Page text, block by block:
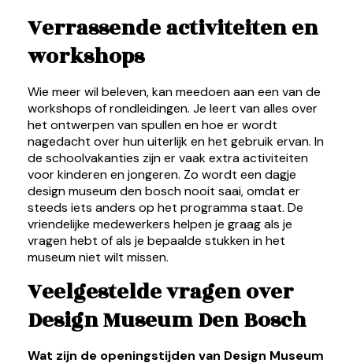
Verrassende activiteiten en
workshops
Wie meer wil beleven, kan meedoen aan een van de
workshops of rondleidingen. Je leert van alles over
het ontwerpen van spullen en hoe er wordt
nagedacht over hun uiterlijk en het gebruik ervan. In
de schoolvakanties zijn er vaak extra activiteiten
voor kinderen en jongeren. Zo wordt een dagje
design museum den bosch nooit saai, omdat er
steeds iets anders op het programma staat. De
vriendelijke medewerkers helpen je graag als je
vragen hebt of als je bepaalde stukken in het
museum niet wilt missen.
Veelgestelde vragen over
Design Museum Den Bosch
Wat zijn de openingstijden van Design Museum